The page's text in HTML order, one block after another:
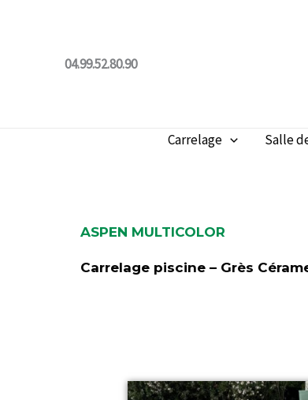
04.99.52.80.90
Carrelage Salle
ASPEN MULTICOLOR
Carrelage piscine – Grès